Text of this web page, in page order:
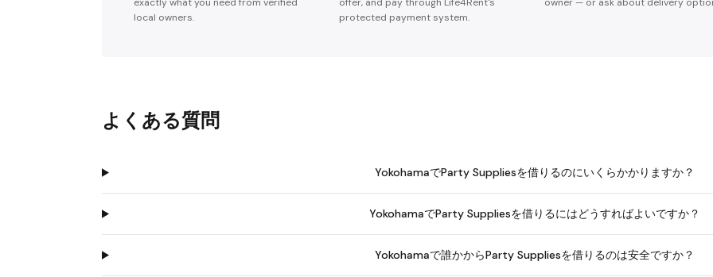
local owners.
protected payment system.
よくある質問
YokohamaでParty Suppliesを借りるのにいくらかかりますか？
YokohamaでParty Suppliesを借りるにはどうすればよいですか？
Yokohamaで誰かからParty Suppliesを借りるのは安全ですか？